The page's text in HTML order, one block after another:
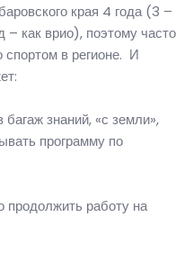
края 4 года (3 –
– как врио), поэтому часто
спортом в регионе. И
знаний, «с земли»,
программу по
продолжить работу на